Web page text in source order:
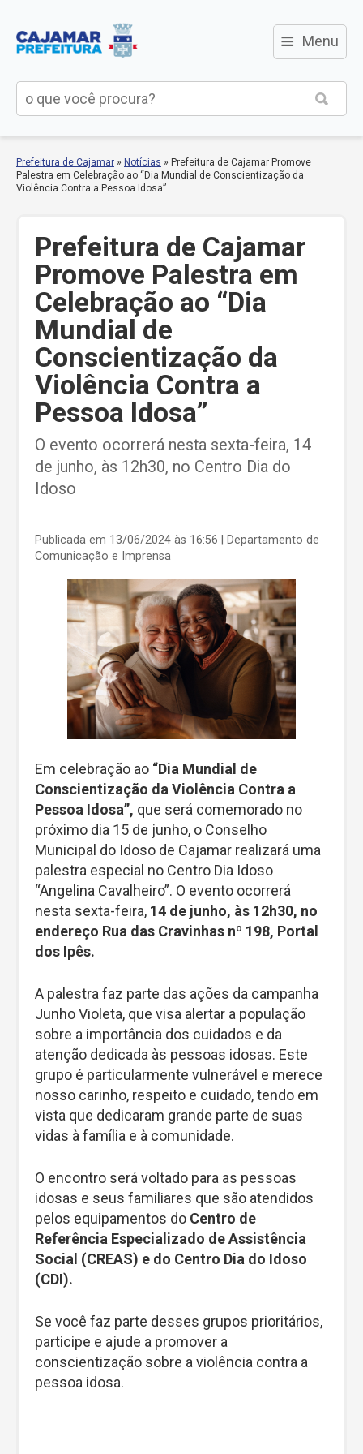
≡ Menu
Prefeitura de Cajamar » Notícias » Prefeitura de Cajamar Promove
Palestra em Celebração ao “Dia Mundial de Conscientização da
Violência Contra a Pessoa Idosa”
Prefeitura de Cajamar
Promove Palestra em
Celebração ao “Dia
Mundial de
Conscientização da
Violência Contra a
Pessoa Idosa”
O evento ocorrerá nesta sexta-feira, 14
de junho, às 12h30, no Centro Dia do
Idoso
Publicada em 13/06/2024 às 16:56
| Departamento de
Comunicação e Imprensa
Em celebração ao “Dia Mundial de
Conscientização da Violência Contra a
Pessoa Idosa”, que será comemorado no
próximo dia 15 de junho, o Conselho
Municipal do Idoso de Cajamar realizará uma
palestra especial no Centro Dia Idoso
“Angelina Cavalheiro”. O evento ocorrerá
nesta sexta-feira, 14 de junho, às 12h30, no
endereço Rua das Cravinhas nº 198, Portal
dos Ipês.
A palestra faz parte das ações da campanha
Junho Violeta, que visa alertar a população
sobre a importância dos cuidados e da
atenção dedicada às pessoas idosas. Este
grupo é particularmente vulnerável e merece
nosso carinho, respeito e cuidado, tendo em
vista que dedicaram grande parte de suas
vidas à família e à comunidade.
O encontro será voltado para as pessoas
idosas e seus familiares que são atendidos
pelos equipamentos do Centro de
Referência Especializado de Assistência
Social (CREAS) e do Centro Dia do Idoso
(CDI).
Se você faz parte desses grupos prioritários,
participe e ajude a promover a
conscientização sobre a violência contra a
pessoa idosa.